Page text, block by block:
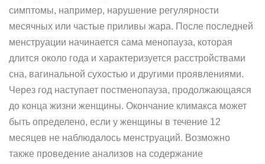
симптомы, например, нарушение регулярности
месячных или частые приливы жара. После последней
менструации начинается сама менопауза, которая
длится около года и характеризуется расстройствами
сна, вагинальной сухостью и другими проявлениями.
Через год наступает постменопауза, продолжающаяся
до конца жизни женщины. Окончание климакса может
быть определено, если у женщины в течение 12
месяцев не наблюдалось менструаций. Возможно
также проведение анализов на содержание